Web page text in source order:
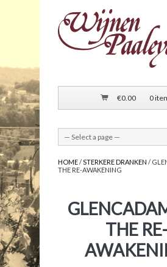
€0.00 0
HOME/STERKERE DRANKEN /
THE RE-AWAKENING
THE RE-